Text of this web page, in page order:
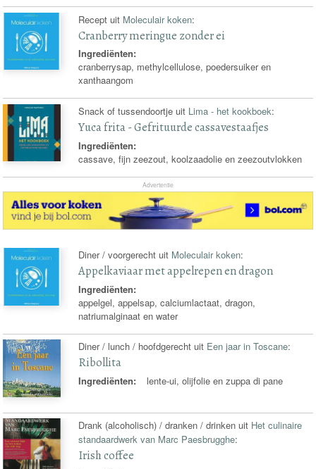
Recept uit Moleculair koken:
Cranberry meringue zonder ei
Ingrediënten:
cranberrysap, methylcellulose, poedersuiker en
xanthaangom
Snack of tussendoortje uit Lima - het kookboek:
Yuca frita - Gefrituurde cassavestaafjes
Ingrediënten:
cassave, fijn zeezout, koolzaadolie en zeezoutvlokken
Advertentie
Diner / voorgerecht uit Moleculair koken:
Appelkaviaar met appelrepen en dragon
Ingrediënten:
appelgel, appelsap, calciumlactaat, dragon,
natriumalginaat en water
Diner / lunch / hoofdgerecht uit Een jaar in Toscane:
Ribollita
Ingrediënten: lente-ui, olijfolie en zuppa di pane
Drank (alcoholisch) / dranken / drinken uit Het culinaire
standaardwerk van Marc Paesbrugghe:
Irish coffee